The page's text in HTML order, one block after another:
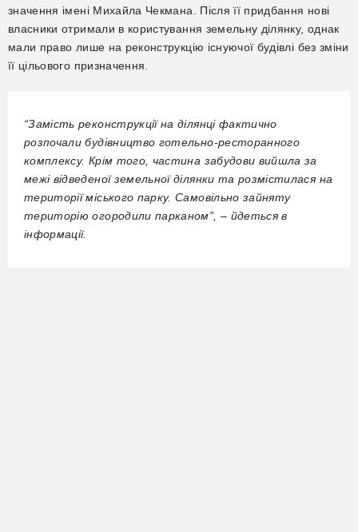
значення імені Михайла Чекмана. Після її придбання нові
власники отримали в користування земельну ділянку, однак
мали право лише на реконструкцію існуючої будівлі без зміни
її цільового призначення.
“Замість реконструкції на ділянці фактично
розпочали будівництво готельно-ресторанного
комплексу. Крім того, частина забудови вийшла за
межі відведеної земельної ділянки та розмістилася на
території міського парку. Самовільно зайняту
територію огородили парканом”, – йдеться в
інформації.